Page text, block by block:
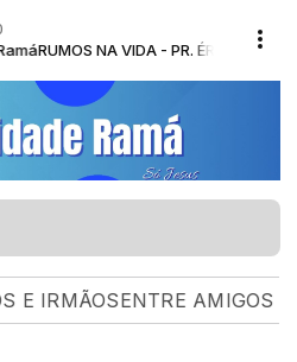
NA VIDA - PR. ÉRICO R. BUSSINGER
AMIGOS E